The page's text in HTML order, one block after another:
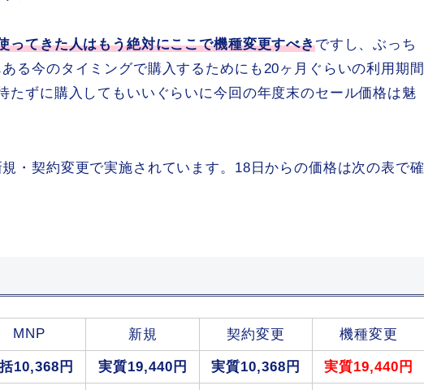
ってきた人はもう絶対にここで機種変更すべきですし、ぶっち
る今のタイミングで購入するためにも20ヶ月ぐらいの利用期間
たずに購入してもいいぐらいに今回の年度末のセール価格は魅
・契約変更で実施されています。18日からの価格は次の表で確
MNP 新規 契約変更 機種変更
10,368円 実質19,440円 実質10,368円 実質19,440円